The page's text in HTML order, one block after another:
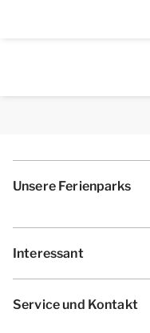
Unsere Ferienparks
Interessant
Service und Kontakt